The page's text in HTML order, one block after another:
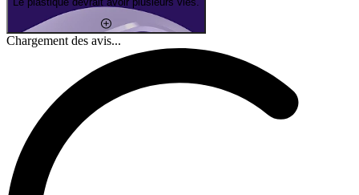
Chargement des avis...